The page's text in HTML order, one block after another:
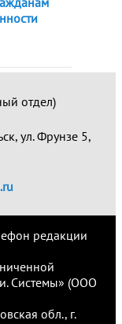
отдел)
ул. Фрунзе 5,
редакции
Системы» (ООО
обл., г.